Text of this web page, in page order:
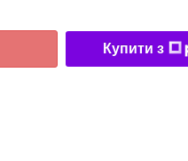
Купити з